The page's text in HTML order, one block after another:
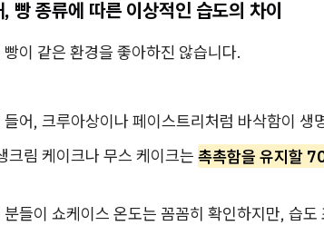
빵 종류에 따른 이상적인 습도의 차이
빵이 같은 환경을 좋아하진 않습니다.
들어, 크루아상이나 페이스트리처럼 바삭함이 생
크림 케이크나 무스 케이크는 촉촉함을 유지할
분들이 쇼케이스 온도는 꼼꼼히 확인하지만, 습